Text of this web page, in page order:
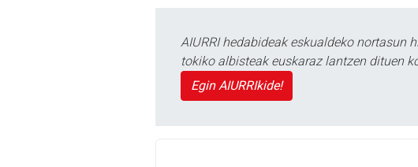
AIURRI hedabideak eskualdeko nortasun
tokiko albisteak euskaraz lantzen dituen
Egin AIURRIkide!